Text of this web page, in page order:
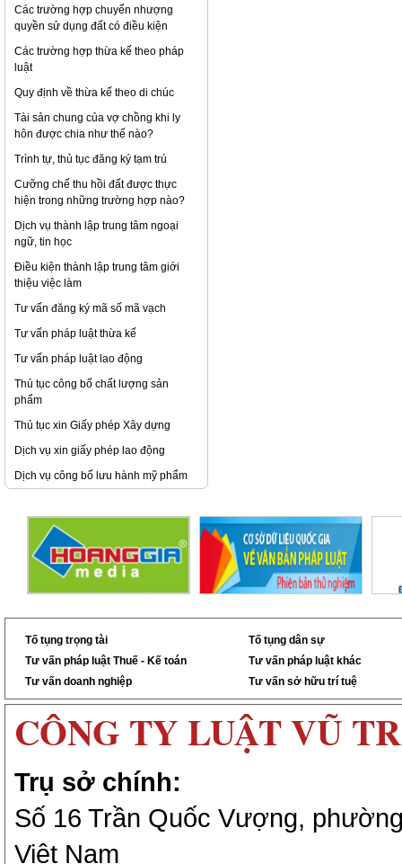
Các trường hợp chuyển nhượng
quyền sử dụng đất có điều kiện
Các trường hợp thừa kế theo pháp
luật
Quy định về thừa kế theo di chúc
Tài sản chung của vợ chồng khi ly
hôn được chia như thế nào?
Trình tự, thủ tục đăng ký tạm trú
Cưỡng chế thu hồi đất được thực
hiện trong những trường hợp nào?
Dịch vụ thành lập trung tâm ngoại
ngữ, tin học
Điều kiện thành lập trung tâm giới
thiệu việc làm
Tư vấn đăng ký mã số mã vạch
Tư vấn pháp luật thừa kế
Tư vấn pháp luật lao động
Thủ tục công bố chất lượng sản
phẩm
Thủ tục xin Giấy phép Xây dựng
Dịch vụ xin giấy phép lao động
Dịch vụ công bố lưu hành mỹ phẩm
Tố tụng trọng tài
Tố tụng dân sự
Tư vấn pháp luật Thuế - Kế toán
Tư vấn pháp luật khác
Tư vấn doanh nghiệp
Tư vấn sở hữu trí tuệ
CÔNG TY LUẬT VŨ
Trụ sở chính:
Số 16 Trần Quốc Vượng,
Việt Nam